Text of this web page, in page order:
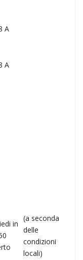
A
A
in
(a seconda
delle
condizioni
locali)